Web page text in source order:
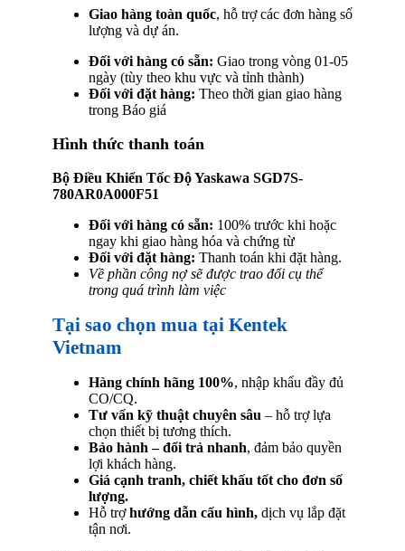
Giao hàng toàn quốc, hỗ trợ các đơn hàng số
lượng và dự án.
Đối với hàng có sẵn: Giao trong vòng 01-05
ngày (tùy theo khu vực và tỉnh thành)
Đối với đặt hàng: Theo thời gian giao hàng
trong Báo giá
Hình thức thanh toán
Bộ Điều Khiển Tốc Độ Yaskawa SGD7S-
780AR0A000F51
Đối với hàng có sẵn: 100% trước khi hoặc
ngay khi giao hàng hóa và chứng từ
Đối với đặt hàng: Thanh toán khi đặt hàng.
Về phần công nợ sẽ được trao đổi cụ thể
trong quá trình làm việc
Tại sao chọn mua tại Kentek
Vietnam
Hàng chính hãng 100%, nhập khẩu đầy đủ
CO/CQ.
Tư vấn kỹ thuật chuyên sâu – hỗ trợ lựa
chọn thiết bị tương thích.
Bảo hành – đổi trả nhanh, đảm bảo quyền
lợi khách hàng.
Giá cạnh tranh, chiết khấu tốt cho đơn số
lượng.
Hỗ trợhướng dẫn cấu hình, dịch vụ lắp đặt
tận nơi.